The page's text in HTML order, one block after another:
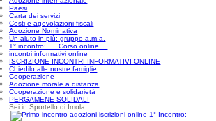
Paesi
Carta dei servizi
Costi e agevolazioni fiscali
Adozione Nominativa
Un aiuto in più: gruppo a.m.a.
1° incontro: Corso online
incontri informativi online
ISCRIZIONE INCONTRI INFORMATIVI ONLINE
Chiedilo alle nostre famiglie
Cooperazione
Adozione morale a distanza
Cooperazione e solidarietà
PERGAMENE SOLIDALI
Sei in Sportello di Imola
1° Incontro: